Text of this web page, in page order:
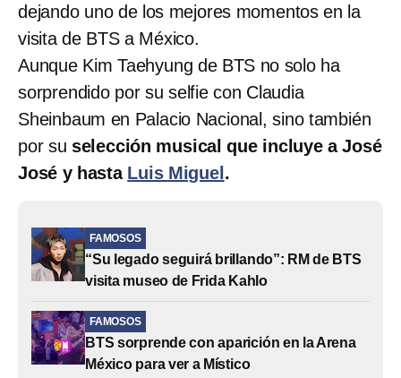
dejando uno de los mejores momentos en la
visita de BTS a México.
Aunque Kim Taehyung de BTS no solo ha
sorprendido por su selfie con Claudia
Sheinbaum en Palacio Nacional, sino también
por su selección musical que incluye a José
José y hasta Luis Miguel .
FAMOSOS
“Su legado seguirá brillando”: RM de BTS
visita museo de Frida Kahlo
FAMOSOS
BTS sorprende con aparición en la Arena
México para ver a Místico